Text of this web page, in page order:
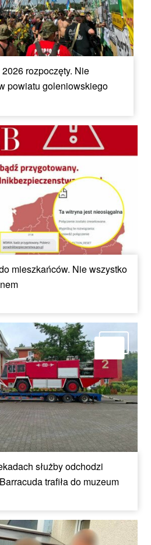
rozpoczęty. Nie
powiatu goleniowskiego
mieszkańców. Nie wszystko
służby odchodzi
trafiła do muzeum